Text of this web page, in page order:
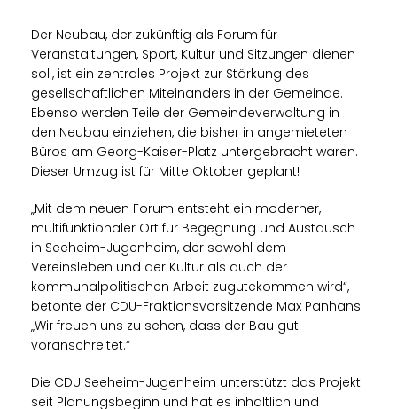
Der Neubau, der zukünftig als Forum für
Veranstaltungen, Sport, Kultur und Sitzungen dienen
soll, ist ein zentrales Projekt zur Stärkung des
gesellschaftlichen Miteinanders in der Gemeinde.
Ebenso werden Teile der Gemeindeverwaltung in
den Neubau einziehen, die bisher in angemieteten
Büros am Georg-Kaiser-Platz untergebracht waren.
Dieser Umzug ist für Mitte Oktober geplant!
Mit dem neuen Forum entsteht ein moderner,
multifunktionaler Ort für Begegnung und Austausch
in Seeheim-Jugenheim, der sowohl dem
Vereinsleben und der Kultur als auch der
kommunalpolitischen Arbeit zugutekommen wird“,
betonte der CDU-Fraktionsvorsitzende Max Panhans.
Wir freuen uns zu sehen, dass der Bau gut
voranschreitet.“
Die CDU Seeheim-Jugenheim unterstützt das Projekt
seit Planungsbeginn und hat es inhaltlich und